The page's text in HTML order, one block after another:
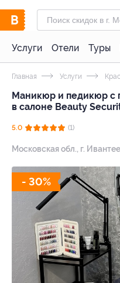
Услуги Отели Туры
Главная Услуги
Маникюр и педикюр с
в салоне Beauty
5.0 (1)
Московская обл., г.
- 30%